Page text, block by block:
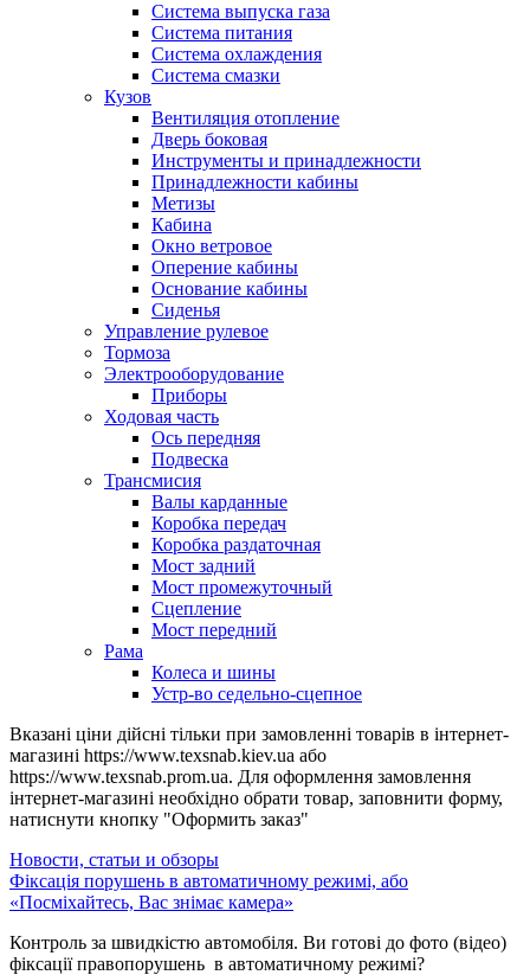
Система выпуска газа
Система питания
Система охлаждения
Система смазки
Кузов
Вентиляция отопление
Дверь боковая
Инструменты и принадлежности
Принадлежности кабины
Метизы
Кабина
Окно ветровое
Оперение кабины
Основание кабины
Сиденья
Управление рулевое
Тормоза
Электрооборудование
Приборы
Ходовая часть
Ось передняя
Подвеска
Трансмисия
Валы карданные
Коробка передач
Коробка раздаточная
Мост задний
Мост промежуточный
Сцепление
Мост передний
Рама
Колеса и шины
Устр-во седельно-сцепное
Вказані ціни дійсні тільки при замовленні товарів в інтернет-
магазині https://www.texsnab.kiev.ua або
https://www.texsnab.prom.ua. Для оформлення замовлення
інтернет-магазині необхідно обрати товар, заповнити форму,
натиснути кнопку "Оформить заказ"
Новости, статьи и обзоры
Фіксація порушень в автоматичному режимі, або
«Посміхайтесь, Вас знімає камера»
Контроль за швидкістю автомобіля. Ви готові до фото (відео)
фіксації правопорушень в автоматичному режимі?